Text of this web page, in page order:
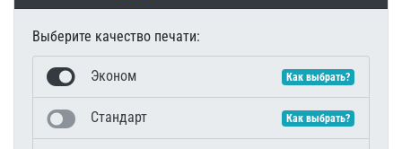
Выберите качество печати:
Эконом Как выбрать?
Стандарт Как выбрать?